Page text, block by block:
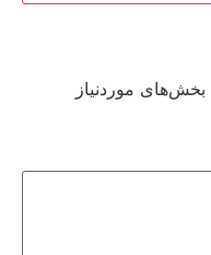
بخش‌های موردنیاز